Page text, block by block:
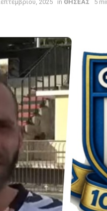
2025 in ΘΗΣΕΑΣ 5